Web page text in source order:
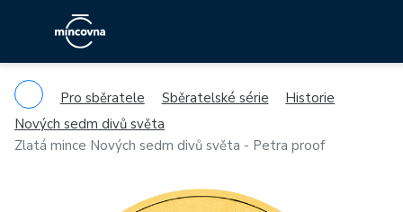
Pro sběratele Sběratelské série
Historie
Nových sedm divů světa
Zlatá mince Nových sedm divů světa - Petra proof